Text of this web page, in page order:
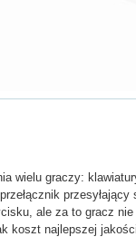
wielu graczy:
ale za to gracz
koszt najlepszej